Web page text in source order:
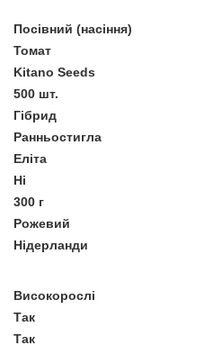
Посівний (насіння)
Томат
Kitano Seeds
500 шт.
Гібрид
Ранньостигла
Еліта
Ні
300 г
Рожевий
Нідерланди
Високорослі
Так
Так